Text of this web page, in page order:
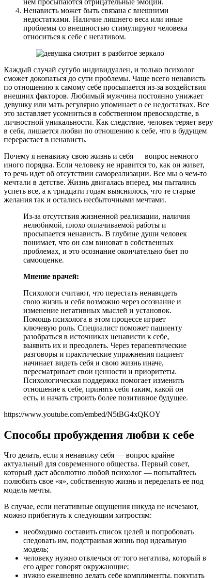
Ненависть может быть связана с внешними
недостатками. Наличие лишнего веса или иные
проблемы со внешностью стимулируют человека
относиться к себе с негативом.
Каждый случай сугубо индивидуален, и только психолог
сможет докопаться до сути проблемы. Чаще всего ненависть
по отношению к самому себе просыпается из-за воздействия
внешних факторов. Любимый мужчина постоянно унижает
девушку или мать регулярно упоминает о ее недостатках. Все
это заставляет усомниться в собственном превосходстве, в
личностной уникальности. Как следствие, человек теряет веру
в себя, лишается любви по отношению к себе, что в будущем
перерастает в ненависть.
Почему я ненавижу свою жизнь и себя — вопрос немного
иного порядка. Если человеку не нравится то, как он живет,
то речь идет об отсутствии самореализации. Все мы о чем-то
мечтали в детстве. Жизнь двигалась вперед, мы пытались
успеть все, а к тридцати годам выяснилось, что те старые
желания так и остались несбыточными мечтами.
Из-за отсутствия жизненной реализации, наличия
нелюбимой, плохо оплачиваемой работы и
просыпается ненависть. В глубине души человек
понимает, что он сам виноват в собственных
проблемах, и это осознание окончательно бьет по
самооценке.
Мнение врачей:
Психологи считают, что перестать ненавидеть
свою жизнь и себя возможно через осознание и
изменение негативных мыслей и установок.
Помощь психолога в этом процессе играет
ключевую роль. Специалист поможет пациенту
разобраться в источниках ненависти к себе,
выявить их и преодолеть. Через терапевтические
разговоры и практические упражнения пациент
начинает видеть себя и свою жизнь иначе,
пересматривает свои ценности и приоритеты.
Психологическая поддержка помогает изменить
отношение к себе, принять себя таким, какой он
есть, и начать строить более позитивное будущее.
https://www.youtube.com/embed/N5tBG4xQKOY
Способы пробуждения любви к себе
Что делать, если я ненавижу себя — вопрос крайне
актуальный для современного общества. Первый совет,
который даст абсолютно любой психолог — попытайтесь
полюбить свое «я», собственную жизнь и переделать ее под
модель мечты.
В случае, если негативные ощущения никуда не исчезают,
можно прибегнуть к следующим хитростям:
необходимо составить список целей и попробовать
следовать им, подстраивая жизнь под идеальную
модель;
человеку нужно отвлечься от того негатива, который в
его адрес говорят окружающие;
нужно ежедневно делать себе комплименты, покупать